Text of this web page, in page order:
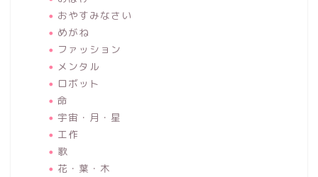
おやすみなさい
めがね
ファッション
メンタル
ロボット
命
宇宙・月・星
工作
歌
花・葉・木